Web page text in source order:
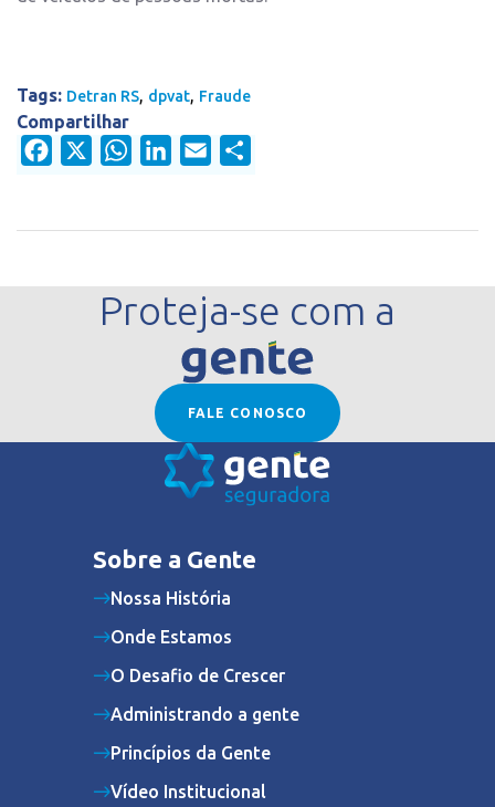
Tags: Detran RS, dpvat, Fraude
Compartilhar
Facebook
WhatsAppLinkedIn
Email
Proteja-se com a
FALE CONOSCO
Sobre a Gente
Nossa História
Onde Estamos
O Desafio de Crescer
Administrando a gente
Princípios da Gente
Vídeo Institucional